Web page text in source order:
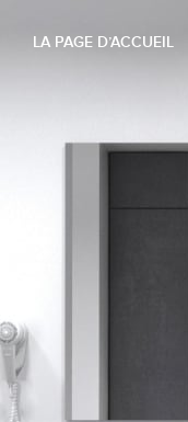
LA PAGE D’ACCUEIL